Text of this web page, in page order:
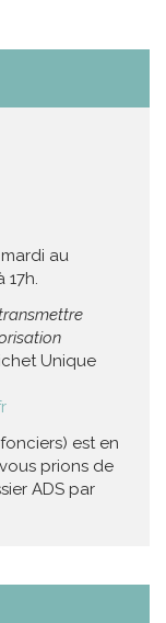
au
17h.
Unique
est en
prions de
ADS par